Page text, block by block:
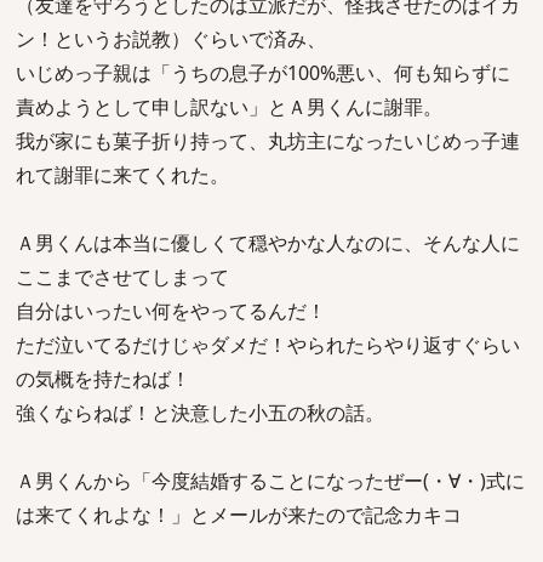
ン！というお説教）ぐらいで済み、
いじめっ子親は「うちの息子が100%悪い、何も知らずに
責めようとして申し訳ない」とＡ男くんに謝罪。
我が家にも菓子折り持って、丸坊主になったいじめっ子連
れて謝罪に来てくれた。
Ａ男くんは本当に優しくて穏やかな人なのに、そんな人に
ここまでさせてしまって
自分はいったい何をやってるんだ！
ただ泣いてるだけじゃダメだ！やられたらやり返すぐらい
の気概を持たねば！
強くならねば！と決意した小五の秋の話。
Ａ男くんから「今度結婚することになったぜー(・∀・)式に
は来てくれよな！」とメールが来たので記念カキコ